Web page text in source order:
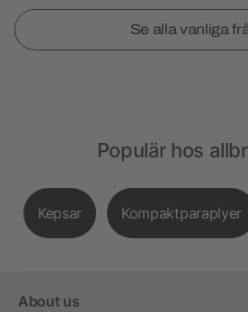
Se alla vanliga
Populär hos
Kepsar Kompaktparaplyer
About us